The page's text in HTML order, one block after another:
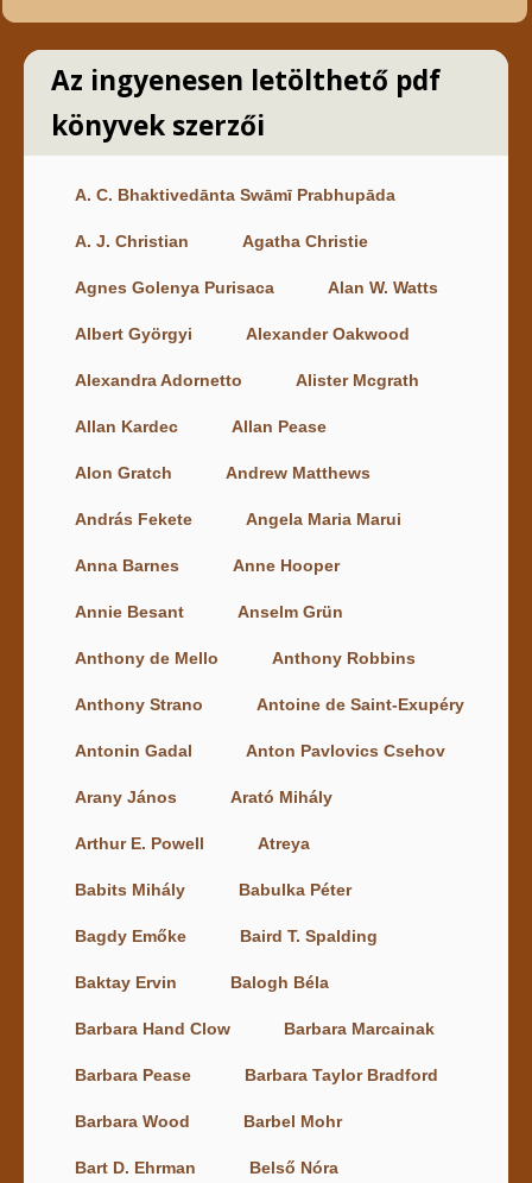
Az ingyenesen letölthető pdf
könyvek szerzői
A. C. Bhaktivedānta Swāmī Prabhupāda
A. J. Christian Agatha Christie
Agnes Golenya Purisaca Alan W. Watts
Albert Györgyi Alexander Oakwood
Alexandra Adornetto Alister Mcgrath
Allan Kardec Allan Pease
Alon Gratch Andrew Matthews
András Fekete Angela Maria Marui
Anna Barnes Anne Hooper
Annie Besant Anselm Grün
Anthony de Mello Anthony Robbins
Anthony Strano Antoine de Saint-Exupéry
Antonin Gadal Anton Pavlovics Csehov
Arany János Arató Mihály
Arthur E. Powell Atreya
Babits Mihály Babulka Péter
Bagdy Emőke Baird T. Spalding
Baktay Ervin Balogh Béla
Barbara Hand Clow Barbara Marcainak
Barbara Pease Barbara Taylor Bradford
Barbara Wood Barbel Mohr
Bart D. Ehrman Belső Nóra